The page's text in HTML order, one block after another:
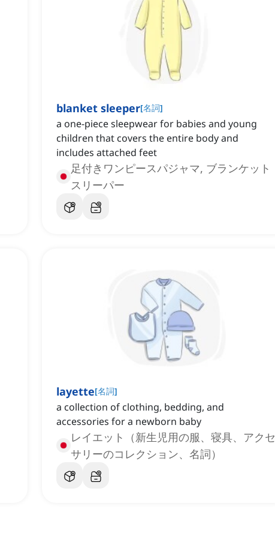
blanket sleeper[名詞]
a one-piece sleepwear for babies and young
children that covers the entire body and
includes attached feet
足付きワンピースパジャマ, ブランケット
スリーパー
layette[名詞]
a collection of clothing, bedding, and
accessories for a newborn baby
レイエット（新生児用の服、寝具、アクセ
サリーのコレクション、名詞）